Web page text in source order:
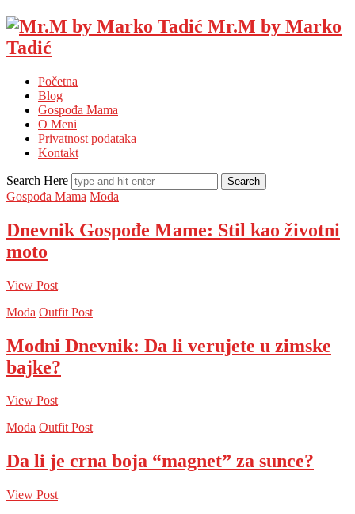
Mr.M by Marko
Tadić
Početna
Blog
Gospođa Mama
O Meni
Privatnost podataka
Kontakt
Search Here
Gospođa Mama Moda
Dnevnik Gospođe Mame: Stil kao životni
moto
View Post
Moda Outfit Post
Modni Dnevnik: Da li verujete u zimske
bajke?
View Post
Moda Outfit Post
Da li je crna boja “magnet” za sunce?
View Post